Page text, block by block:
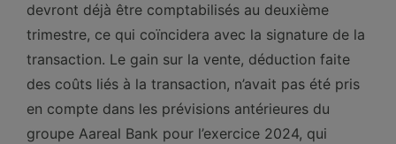
devront déjà être comptabilisés au deuxième
trimestre, ce qui coïncidera avec la signature de la
transaction. Le gain sur la vente, déduction faite
des coûts liés à la transaction, n’avait pas été pris
en compte dans les prévisions antérieures du
groupe Aareal Bank pour l’exercice 2024, qui